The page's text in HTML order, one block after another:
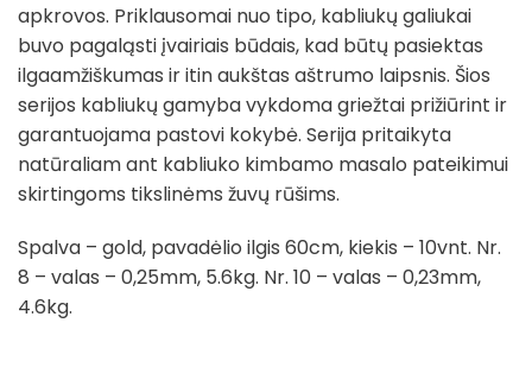
apkrovos. Priklausomai nuo tipo, kabliukų galiukai
buvo pagaląsti įvairiais būdais, kad būtų pasiektas
ilgaamžiškumas ir itin aukštas aštrumo laipsnis. Šios
serijos kabliukų gamyba vykdoma griežtai prižiūrint ir
garantuojama pastovi kokybė. Serija pritaikyta
natūraliam ant kabliuko kimbamo masalo pateikimui
skirtingoms tikslinėms žuvų rūšims.
Spalva – gold, pavadėlio ilgis 60cm, kiekis – 10vnt. Nr.
8 – valas – 0,25mm, 5.6kg. Nr. 10 – valas – 0,23mm,
4.6kg.